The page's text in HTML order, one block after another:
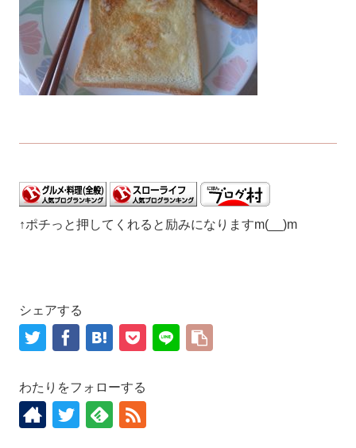
↑ポチっと押してくれると励みになりますm(__)m
シェアする
わたりをフォローする